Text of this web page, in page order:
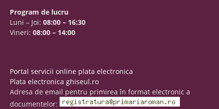
Program de lucru
Luni – Joi: 08:00 – 16:30
Vineri: 08:00 – 14:00
Portal servicii online plata electronica
Plata electronica ghiseul.ro
Adresa de email pentru primirea în format electronic a
documentelor: